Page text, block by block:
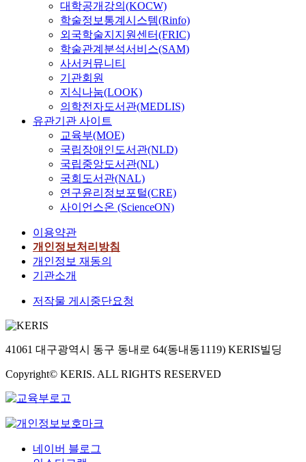
대학공개강의(KOCW)
학술정보통계시스템(Rinfo)
외국학술지지원센터(FRIC)
학술관계분석서비스(SAM)
사서커뮤니티
기관회원
지식나눔(LOOK)
의학전자도서관(MEDLIS)
유관기관 사이트
교육부(MOE)
국립장애인도서관(NLD)
국립중앙도서관(NL)
국회도서관(NAL)
연구윤리정보포털(CRE)
사이언스온 (ScienceON)
이용약관
개인정보처리방침
개인정보 재동의
기관소개
저작물 게시중단요청
41061 대구광역시 동구 동내로 64(동내동1119) KERIS빌딩
Copyright© KERIS. ALL RIGHTS RESERVED
네이버 블로그